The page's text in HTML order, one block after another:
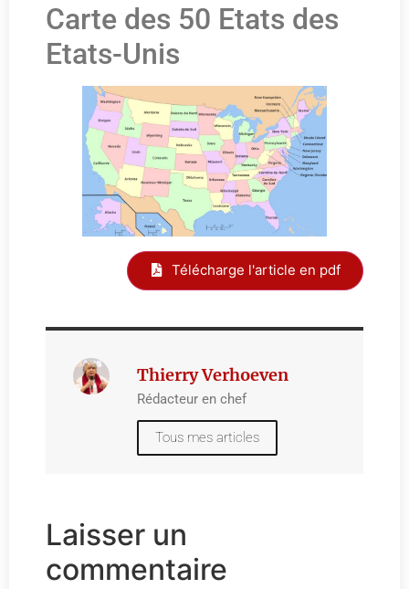
Carte des 50 Etats des
Etats-Unis
Télécharge l'article en pdf
Thierry Verhoeven
Rédacteur en chef
Tous mes articles
Laisser un
commentaire